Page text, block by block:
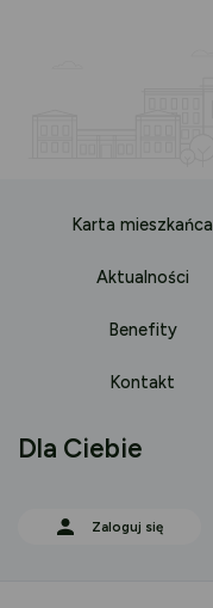
Karta mieszkańca
Aktualności
Benefity
Kontakt
Dla Ciebie
Zaloguj się